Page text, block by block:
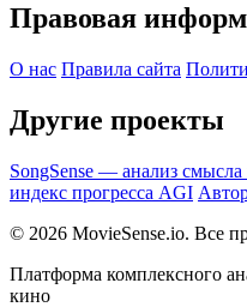
Правовая
О нас Правила сайта
Другие проекты
SongSense — анализ смысла
индекс прогресса AGI
© 2026 MovieSense.io. Все
Платформа комплексного
кино